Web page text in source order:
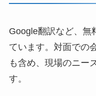
Google翻訳など、無
ています。対面での
も含め、現場のニー
す。